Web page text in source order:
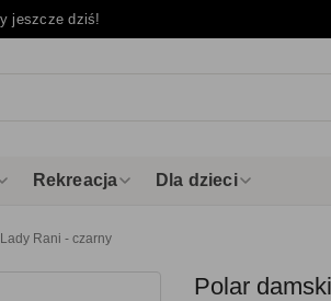
jeszcze dziś!
Rekreacja Dla dzieci
Rani - czarny
Polar